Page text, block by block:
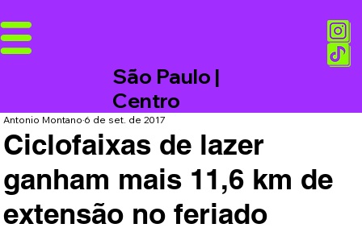
São Paulo |
Centro
Ciclofaixas de lazer
ganham mais 11,6 km de
extensão no feriado
Antonio Montano6 de set. de 2017